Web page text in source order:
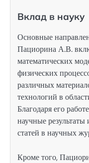
Вклад в науку
Основные
Пациорина А.В.
математических
физических
различных
технологий в
Благодаря его
научные
статей в научных
Кроме того,